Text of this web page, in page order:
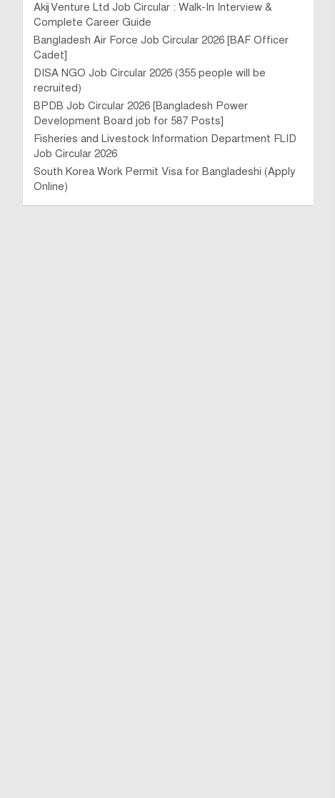
Akij Venture Ltd Job Circular : Walk-In Interview &
Complete Career Guide
Bangladesh Air Force Job Circular 2026 [BAF Officer
Cadet]
DISA NGO Job Circular 2026 (355 people will be
recruited)
BPDB Job Circular 2026 [Bangladesh Power
Development Board job for 587 Posts]
Fisheries and Livestock Information Department FLID
Job Circular 2026
South Korea Work Permit Visa for Bangladeshi (Apply
Online)